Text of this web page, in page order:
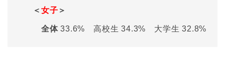
＜ 女子 ＞
全体33.6% 高校生 34.3% 大学生 32.8%